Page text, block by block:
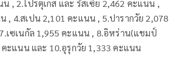
, 2.โปรตุเกส และ รัสเซีย 2,462 คะแนน ,
, 4.สเปน 2,101 คะแนน , 5.ปารากวัย 2,078
เซเนกัล 1,955 คะแนน , 8.อิหร่าน(แชมป์
ะแนน และ 10.อุรุกวัย 1,333 คะแนน